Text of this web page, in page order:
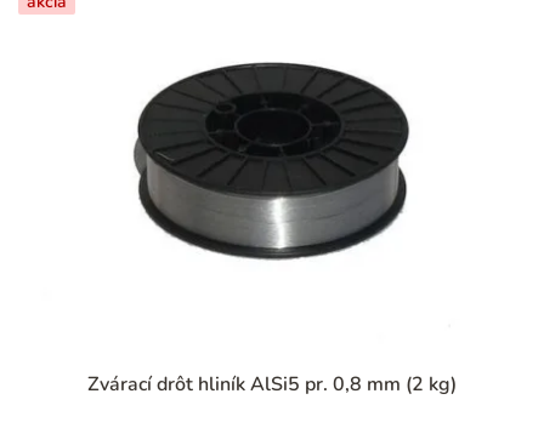
Zvárací drôt hliník AlSi5 pr. 0,8 mm (2 kg)
hodnotenie